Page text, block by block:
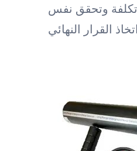
تكلفة وتحقق نفس